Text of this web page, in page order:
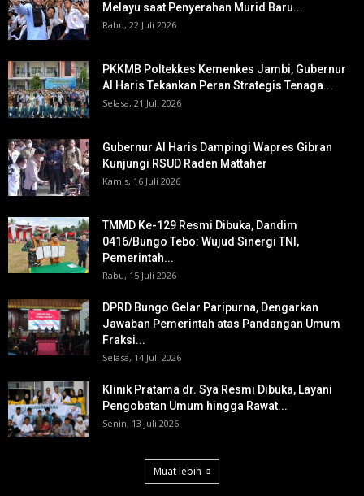
Melayu saat Penyerahan Murid Baru...
Rabu, 22 Juli 2026
PKKMB Poltekkes Kemenkes Jambi, Gubernur
Al Haris Tekankan Peran Strategis Tenaga...
Selasa, 21 Juli 2026
Gubernur Al Haris Dampingi Wapres Gibran
Kunjungi RSUD Raden Mattaher
Kamis, 16 Juli 2026
TMMD Ke-129 Resmi Dibuka, Dandim
0416/Bungo Tebo: Wujud Sinergi TNI,
Pemerintah...
Rabu, 15 Juli 2026
DPRD Bungo Gelar Paripurna, Dengarkan
Jawaban Pemerintah atas Pandangan Umum
Fraksi...
Selasa, 14 Juli 2026
Klinik Pratama dr. Sya Resmi Dibuka, Layani
Pengobatan Umum hingga Rawat...
Senin, 13 Juli 2026
Muat lebih